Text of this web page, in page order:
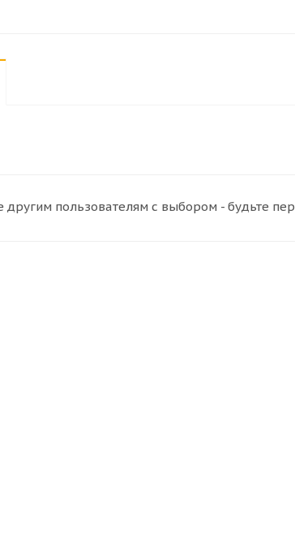
другим пользователям с выбором - будьте